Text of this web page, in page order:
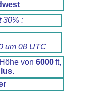
30% :
um 08 UTC
von 6000 ft,